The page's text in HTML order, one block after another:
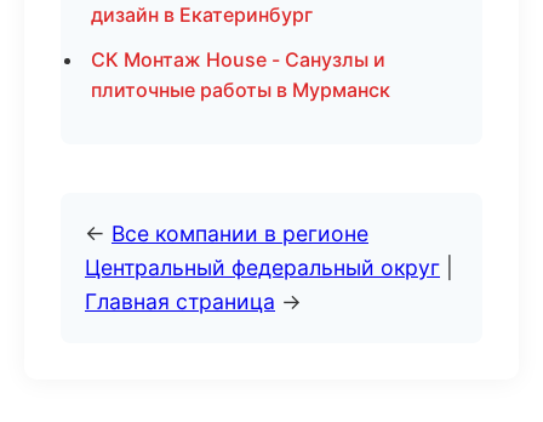
дизайн в Екатеринбург
СК Монтаж House - Санузлы и
плиточные работы в Мурманск
← Все компании в регионе
Центральный федеральный округ
Главная страница →